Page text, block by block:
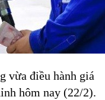
vừa điều hành giá
hôm nay (22/2).